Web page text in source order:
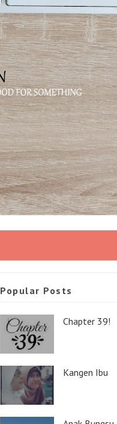
Popular Posts
Chapter 39!
Kangen Ibu